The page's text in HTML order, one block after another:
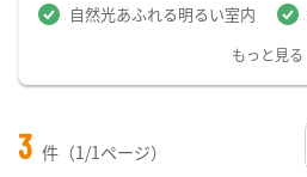
自然光あふれる明るい室内
もっと見る
3 件（1/1ページ）